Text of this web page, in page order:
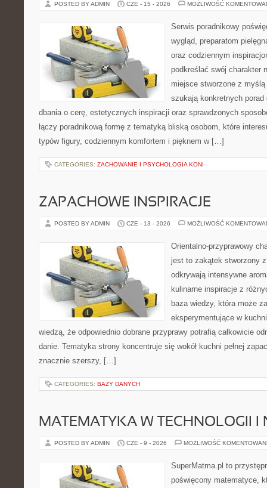
POSTED BY ADMIN CZE - 15 - 2026 MOŻLIWOŚĆ
Serwis poradnikowy
wygląd, preparatom
oraz codziennym
podkreślać swój charakter
miejsce stworzone z
szukają konkretnych
dbania o cerę, estetycznych inspiracji oraz sprawdzonych
łączy poradnikową formę z tematyką bliską osobom, które
typów figury, codziennym komfortem i pięknem w […]
CATEGORIES: ZACHOWANIE I PSYCHOLOGIA KONI
ZAPACHOWE INSPIRACJE
POSTED BY ADMIN CZE - 13 - 2026 MOŻLIWOŚĆ
Orientalno-przyprawowy
jest to zakątek stworzony
odkrywają intensywne
kulinarne inspiracje z
baza wiedzy, która może
eksperymentujące w
wiedzą, że odpowiednio dobrane przyprawy potrafią całkowicie
danie. Tematyka strony koncentruje się wokół kuchni pełnej
znacznie szerszy, […]
CATEGORIES: BAZY DANYCH
MATEMATYKA W TECHNOLOGII I
POSTED BY ADMIN CZE - 9 - 2026 MOŻLIWOŚĆ
SuperMatma.pl to
poświęcony matematyce,